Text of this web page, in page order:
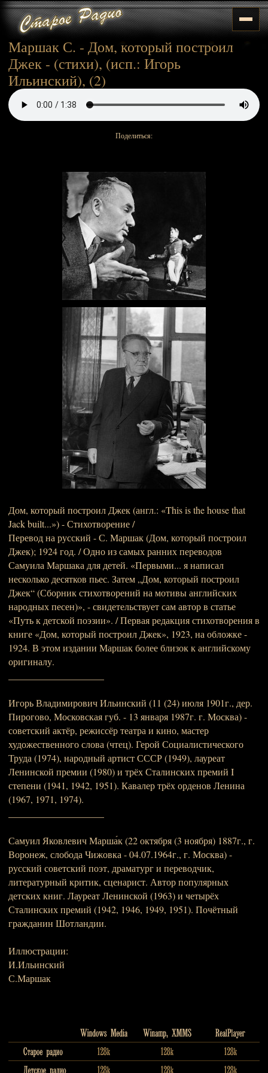
Маршак С. - Дом, который построил
Джек - (стихи), (исп.: Игорь
Ильинский), (2)
Поделиться:
Дом, который построил Джек (англ.: «This is the house that
Jack built...») - Стихотворение /
Перевод на русский - С. Маршак (Дом, который построил
Джек); 1924 год. / Одно из самых ранних переводов
Самуила Маршака для детей. «Первыми... я написал
несколько десятков пьес. Затем „Дом, который построил
Джек“ (Сборник стихотворений на мотивы английских
народных песен)», - свидетельствует сам автор в статье
«Путь к детской поэзии». / Первая редакция стихотворения в
книге «Дом, который построил Джек», 1923, на обложке -
1924. В этом издании Маршак более близок к английскому
оригиналу.
Игорь Владимирович Ильинский (11 (24) июля 1901г., дер.
Пирогово, Московская губ. - 13 января 1987г. г. Москва) -
советский актёр, режиссёр театра и кино, мастер
художественного слова (чтец). Герой Социалистического
Труда (1974), народный артист СССР (1949), лауреат
Ленинской премии (1980) и трёх Сталинских премий I
степени (1941, 1942, 1951). Кавалер трёх орденов Ленина
(1967, 1971, 1974).
Самуил Яковлевич Марша́к (22 октября (3 ноября) 1887г., г.
Воронеж, слобода Чижовка - 04.07.1964г., г. Москва) -
русский советский поэт, драматург и переводчик,
литературный критик, сценарист. Автор популярных
детских книг. Лауреат Ленинской (1963) и четырёх
Сталинских премий (1942, 1946, 1949, 1951). Почётный
гражданин Шотландии.
Иллюстрации:
И.Ильинский
С.Маршак